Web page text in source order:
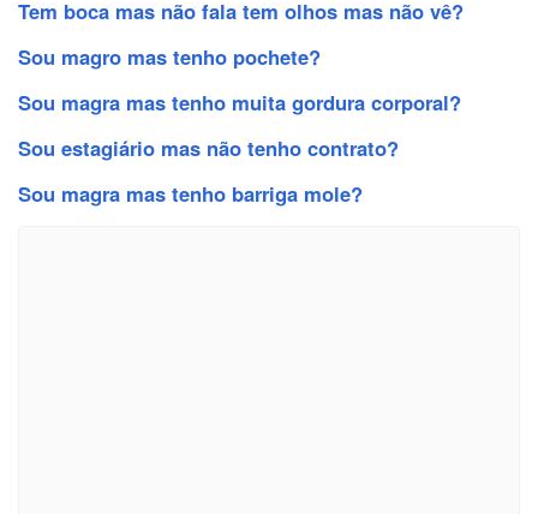
Tem boca mas não fala tem olhos mas não vê?
Sou magro mas tenho pochete?
Sou magra mas tenho muita gordura corporal?
Sou estagiário mas não tenho contrato?
Sou magra mas tenho barriga mole?